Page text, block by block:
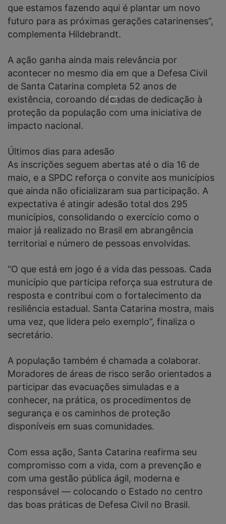
que estamos fazendo aqui é plantar um novo
futuro para as próximas gerações catarinenses”,
complementa Hildebrandt.
A ação ganha ainda mais relevância por
acontecer no mesmo dia em que a Defesa Civil
de Santa Catarina completa 52 anos de
existência, coroando décadas de dedicação à
proteção da população com uma iniciativa de
impacto nacional.
Últimos dias para adesão
As inscrições seguem abertas até o dia 16 de
maio, e a SPDC reforça o convite aos municípios
que ainda não oficializaram sua participação. A
expectativa é atingir adesão total dos 295
municípios, consolidando o exercício como o
maior já realizado no Brasil em abrangência
territorial e número de pessoas envolvidas.
“O que está em jogo é a vida das pessoas. Cada
município que participa reforça sua estrutura de
resposta e contribui com o fortalecimento da
resiliência estadual. Santa Catarina mostra, mais
uma vez, que lidera pelo exemplo”, finaliza o
secretário.
A população também é chamada a colaborar.
Moradores de áreas de risco serão orientados a
participar das evacuações simuladas e a
conhecer, na prática, os procedimentos de
segurança e os caminhos de proteção
disponíveis em suas comunidades.
Com essa ação, Santa Catarina reafirma seu
compromisso com a vida, com a prevenção e
com uma gestão pública ágil, moderna e
responsável — colocando o Estado no centro
das boas práticas de Defesa Civil no Brasil.